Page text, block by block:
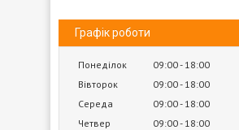
Графік роботи
Понеділок 09:00 18:00
Вівторок
09:00 18:00
Середа
09:00 18:00
Четвер
09:00 18:00